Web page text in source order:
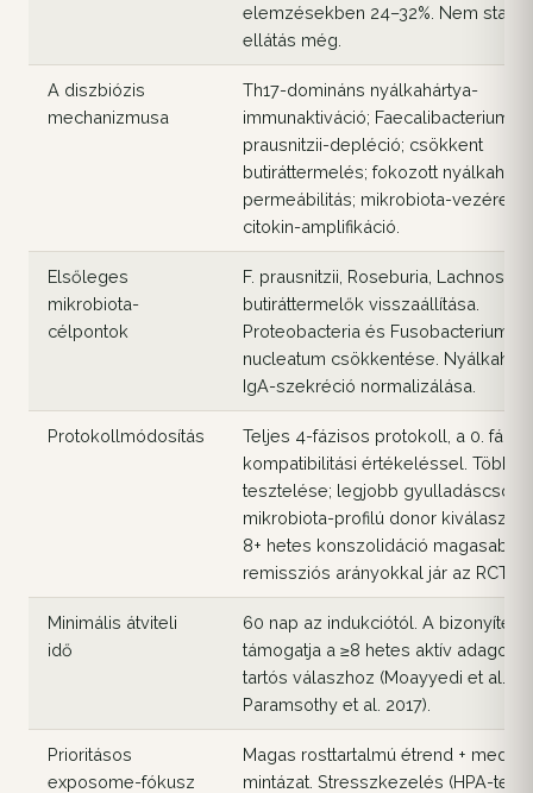
elemzésekben 24–32%. Nem
ellátás még.
A diszbiózis
mechanizmusa
Th17-domináns nyálkahártya-
immunaktiváció; Faecalibacterium
prausnitzii-depléció; csökkent
butiráttermelés; fokozott
permeábilitás; mikrobiota-vezérelt
citokin-amplifikáció.
Elsőleges
mikrobiota-
célpontok
F. prausnitzii, Roseburia,
butiráttermelők visszaállítása.
Proteobacteria és Fusobacterium
nucleatum csökkentése.
IgA-szekréció normalizálása.
Protokollmódosítás
Teljes 4-fázisos protokoll, a 0.
kompatibilitási értékeléssel. Több
tesztelése; legjobb
mikrobiota-profilú donor
8+ hetes konszolidáció magasabb
remissziós arányokkal jár az RCT-
Minimális átviteli
idő
60 nap az indukciótól. A bizonyíték
támogatja a ≥8 hetes aktív
tartós válaszhoz (Moayyedi et al.
Paramsothy et al. 2017).
Prioritásos
exposome-fókusz
Magas rosttartalmú étrend +
mintázat. Stresszkezelés (HPA-